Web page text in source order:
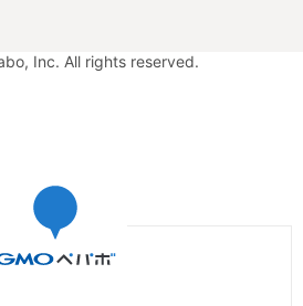
Inc. All rights reserved.